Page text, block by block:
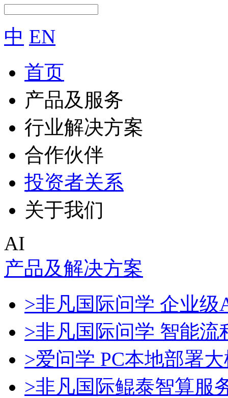
中 EN
首页
产品及服务
行业解决方案
合作伙伴
投资者关系
关于我们
AI
产品及解决方案
>非凡国际问学 企业级
>非凡国际问学 智能流
>爱问学 PC本地部署
>非凡国际鲲泰智算服